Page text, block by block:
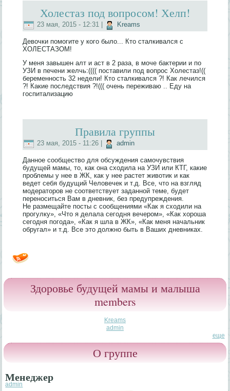
Холестаз под вопросом! Хелп!
23 мая, 2015 - 12:31 Kreams
Девочки помогите у кого было... Кто сталкивался с
ХОЛЕСТАЗОМ!
У меня завышен алт и аст в 2 раза, в моче бактерии и по
УЗИ в печени желчь:(((( поставили под вопрос Холестаз!((
беременность 32 недели! Кто сталкивался ?! Как лечился
?! Какие последствия ?!((( очень переживаю .. Еду на
госпитализацию
Правила группы
23 мая, 2015 - 11:26 admin
Данное сообщество для обсуждения самочувствия
будущей мамы, то, как она сходила на УЗИ или КТГ, какие
проблемы у нее в ЖК, как у нее растет животик и как
ведет себя будущий Человечек и т.д. Все, что на взгляд
модераторов не соответствует заданной теме, будет
переноситься Вам в дневник, без предупреждения.
Не размещайте посты с сообщениями «Как я сходили на
прогулку», «Что я делала сегодня вечером», «Как хороша
сегодня погода», «Как я шла в ЖК», «Как меня начальник
обругал» и т.д. Все это должно быть в Ваших дневниках.
Здоровье будущей мамы и малыша
members
Kreams
admin
еще
О группе
Менеджер
admin